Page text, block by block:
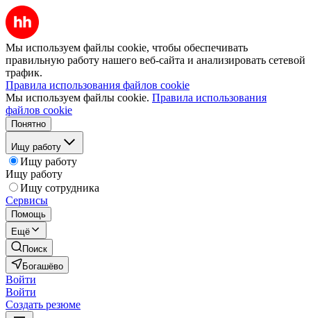
Мы используем файлы cookie, чтобы обеспечивать
правильную работу нашего веб-сайта и анализировать сетевой
трафик.
Правила использования файлов cookie
Мы используем файлы cookie. Правила использования
файлов cookie
Понятно
Ищу работу
Ищу работу
Ищу работу
Ищу сотрудника
Сервисы
Помощь
Ещё
Поиск
Богашёво
Войти
Войти
Создать резюме